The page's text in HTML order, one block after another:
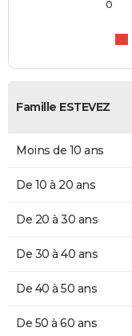
0
Famille ESTEVEZ
Moins de 10 ans
De 10 à 20 ans
De 20 à 30 ans
De 30 à 40 ans
De 40 à 50 ans
De 50 à 60 ans